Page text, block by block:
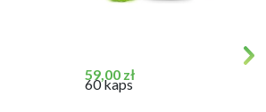
Cena
59,00 zł
60 kaps